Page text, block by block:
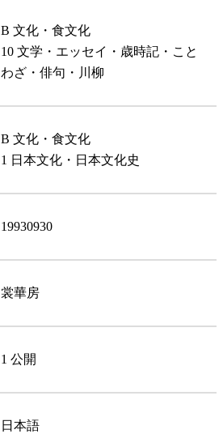
B 文化・食文化
10 文学・エッセイ・歳時記・こと
わざ・俳句・川柳
B 文化・食文化
1 日本文化・日本文化史
19930930
裳華房
1 公開
日本語